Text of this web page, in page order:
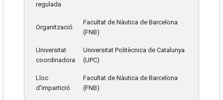
regulada
Organització
Facultat de Nàutica de Barcelona
(FNB)
Universitat
coordinadora
Universitat Politècnica de Catalunya
(UPC)
Lloc
d'impartició
Facultat de Nàutica de Barcelona
(FNB)